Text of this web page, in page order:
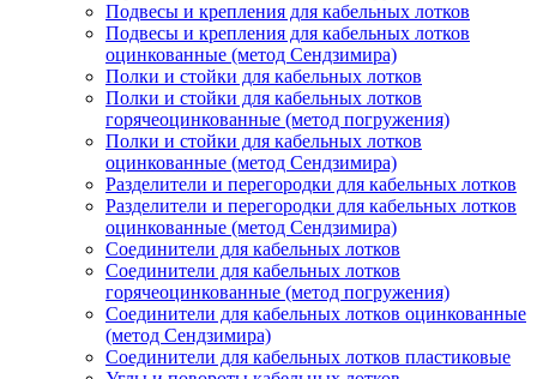
Подвесы и крепления для кабельных лотков
Подвесы и крепления для кабельных лотков
оцинкованные (метод Сендзимира)
Полки и стойки для кабельных лотков
Полки и стойки для кабельных лотков
горячеоцинкованные (метод погружения)
Полки и стойки для кабельных лотков
оцинкованные (метод Сендзимира)
Разделители и перегородки для кабельных лотков
Разделители и перегородки для кабельных лотков
оцинкованные (метод Сендзимира)
Соединители для кабельных лотков
Соединители для кабельных лотков
горячеоцинкованные (метод погружения)
Соединители для кабельных лотков оцинкованные
(метод Сендзимира)
Соединители для кабельных лотков пластиковые